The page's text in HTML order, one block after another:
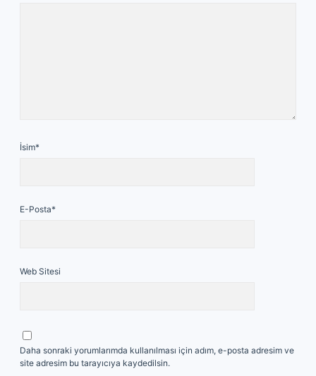
İsim*
E-Posta*
Web Sitesi
Daha sonraki yorumlarımda kullanılması için adım, e-posta adresim ve
site adresim bu tarayıcıya kaydedilsin.